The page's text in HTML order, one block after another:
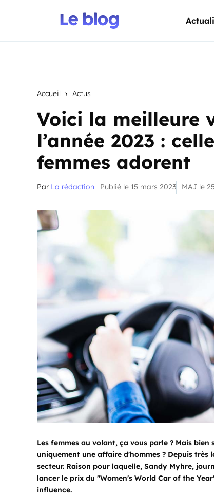
Accueil Actus
Voici la meilleure
l’année 2023 :
femmes adorent
Par La rédaction Publié le 15 mars 2023 MAJ le
Les femmes au volant, ça vous parle ? Mais
uniquement une affaire d'hommes ? Depuis
secteur. Raison pour laquelle, Sandy Myhre,
lancer le prix du "Women's World Car of the
influence.